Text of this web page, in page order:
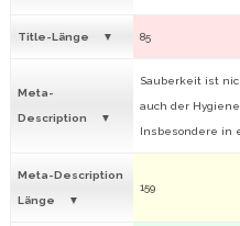
Title-Länge 85
Meta-
Description
Sauberkeit ist
auch der
Insbesondere in
Meta-Description
Länge
159